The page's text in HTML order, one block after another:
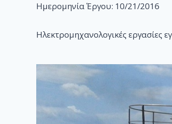
Ημερομηνία Έργου: 10/21/2016
Ηλεκτρομηχανολογικές εργασίες